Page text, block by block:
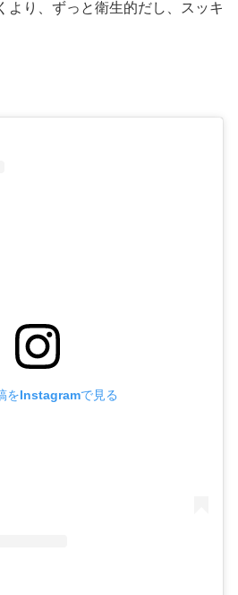
より、ずっと衛生的だし、スッキ
をInstagramで見る